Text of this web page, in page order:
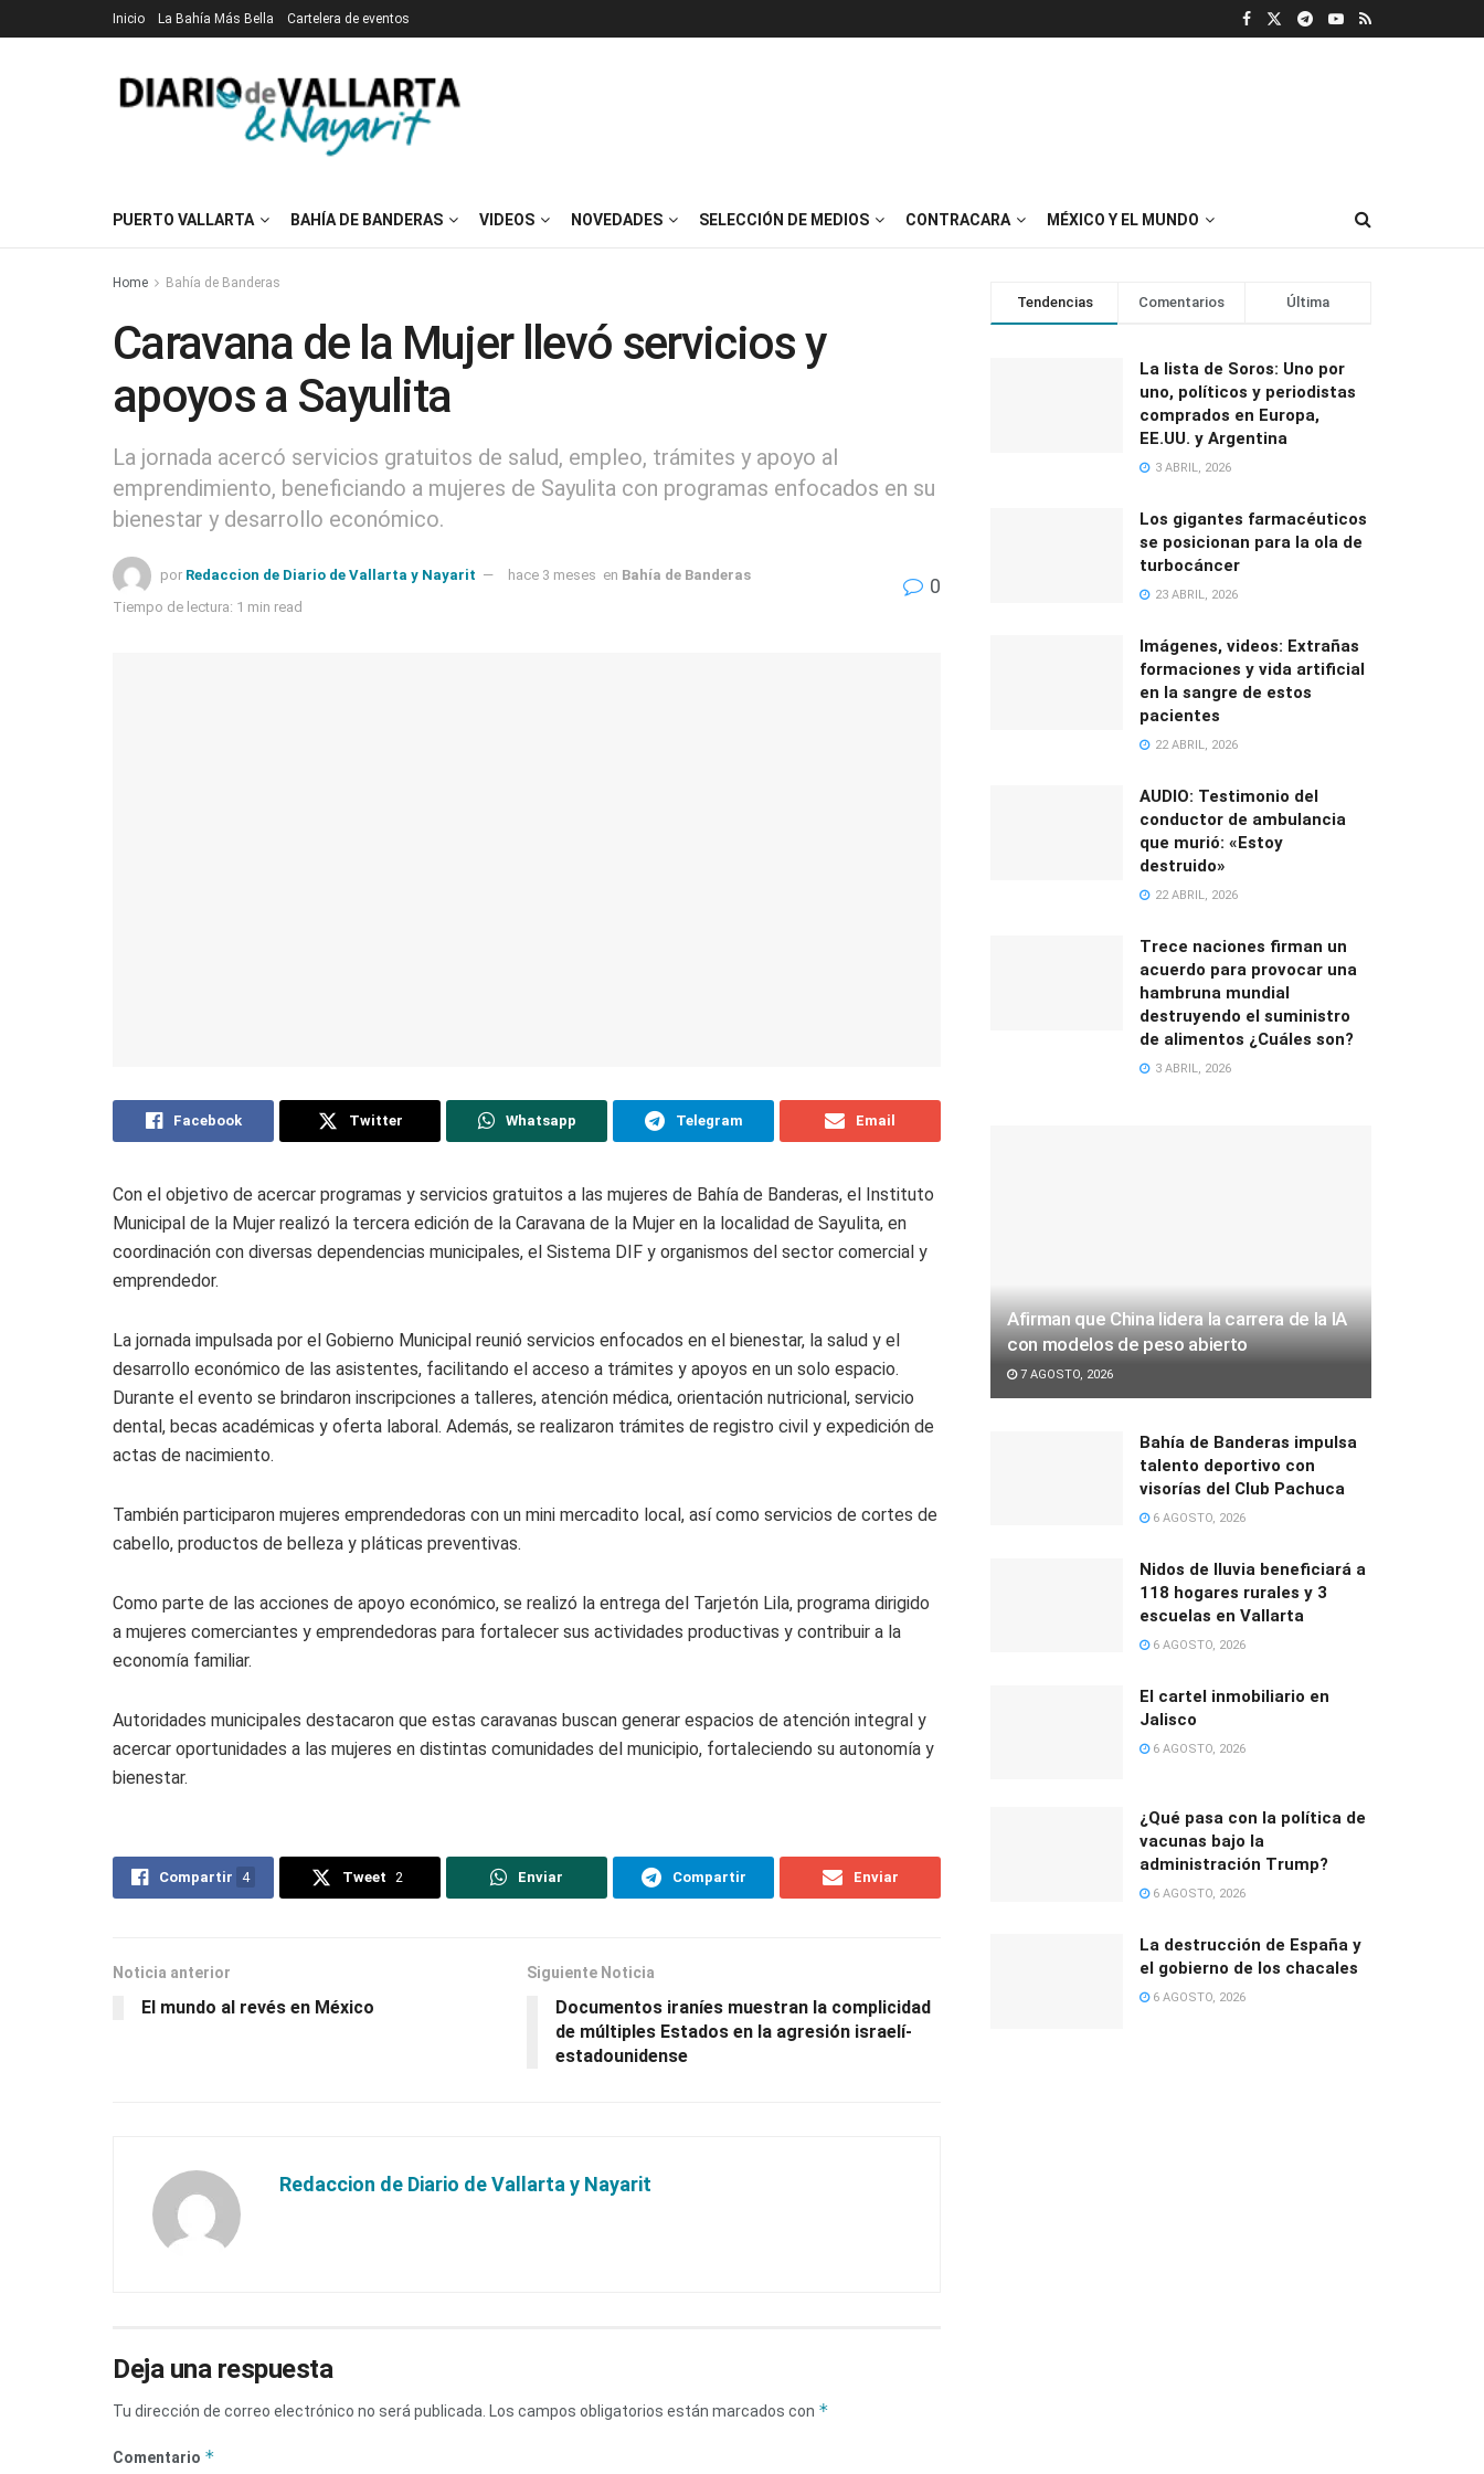
Inicio La Bahía Más Bella Cartelera de eventos
PUERTO VALLARTA BAHÍA DE BANDERAS VIDEOS NOVEDADES SELECCIÓN DE MEDIOS CONTRACARA MÉXICO Y EL MUNDO
Home Bahía de Banderas
Caravana de la Mujer llevó servicios y
apoyos a Sayulita
La jornada acercó servicios gratuitos de salud, empleo, trámites y apoyo al
emprendimiento, beneficiando a mujeres de Sayulita con programas enfocados en su
bienestar y desarrollo económico.
por Redaccion de Diario de Vallarta y Nayarit hace 3 meses en Bahía de Banderas
Tiempo de lectura: 1 min read
0
Facebook Twitter Whatsapp Telegram Email
Con el objetivo de acercar programas y servicios gratuitos a las mujeres de Bahía de Banderas, el Instituto
Municipal de la Mujer realizó la tercera edición de la Caravana de la Mujer en la localidad de Sayulita, en
coordinación con diversas dependencias municipales, el Sistema DIF y organismos del sector comercial y
emprendedor.
La jornada impulsada por el Gobierno Municipal reunió servicios enfocados en el bienestar, la salud y el
desarrollo económico de las asistentes, facilitando el acceso a trámites y apoyos en un solo espacio.
Durante el evento se brindaron inscripciones a talleres, atención médica, orientación nutricional, servicio
dental, becas académicas y oferta laboral. Además, se realizaron trámites de registro civil y expedición de
actas de nacimiento.
También participaron mujeres emprendedoras con un mini mercadito local, así como servicios de cortes de
cabello, productos de belleza y pláticas preventivas.
Como parte de las acciones de apoyo económico, se realizó la entrega del Tarjetón Lila, programa dirigido
a mujeres comerciantes y emprendedoras para fortalecer sus actividades productivas y contribuir a la
economía familiar.
Autoridades municipales destacaron que estas caravanas buscan generar espacios de atención integral y
acercar oportunidades a las mujeres en distintas comunidades del municipio, fortaleciendo su autonomía y
bienestar.
Compartir 4 Tweet 2 Enviar Compartir Enviar
Noticia anterior
El mundo al revés en México
Siguiente Noticia
Documentos iraníes muestran la complicidad
de múltiples Estados en la agresión israelí-
estadounidense
Redaccion de Diario de Vallarta y Nayarit
Deja una respuesta
Tu dirección de correo electrónico no será publicada. Los campos obligatorios están marcados con *
Comentario *
Tendencias Comentarios Última
La lista de Soros: Uno por
uno, políticos y periodistas
comprados en Europa,
EE.UU. y Argentina
3 ABRIL, 2026
Los gigantes farmacéuticos
se posicionan para la ola de
turbocáncer
23 ABRIL, 2026
Imágenes, videos: Extrañas
formaciones y vida artificial
en la sangre de estos
pacientes
22 ABRIL, 2026
AUDIO: Testimonio del
conductor de ambulancia
que murió: «Estoy
destruido»
22 ABRIL, 2026
Trece naciones firman un
acuerdo para provocar una
hambruna mundial
destruyendo el suministro
de alimentos ¿Cuáles son?
3 ABRIL, 2026
Afirman que China lidera la carrera de la IA
con modelos de peso abierto
7 AGOSTO, 2026
Bahía de Banderas impulsa
talento deportivo con
visorías del Club Pachuca
6 AGOSTO, 2026
Nidos de lluvia beneficiará a
118 hogares rurales y 3
escuelas en Vallarta
6 AGOSTO, 2026
El cartel inmobiliario en
Jalisco
6 AGOSTO, 2026
¿Qué pasa con la política de
vacunas bajo la
administración Trump?
6 AGOSTO, 2026
La destrucción de España y
el gobierno de los chacales
6 AGOSTO, 2026